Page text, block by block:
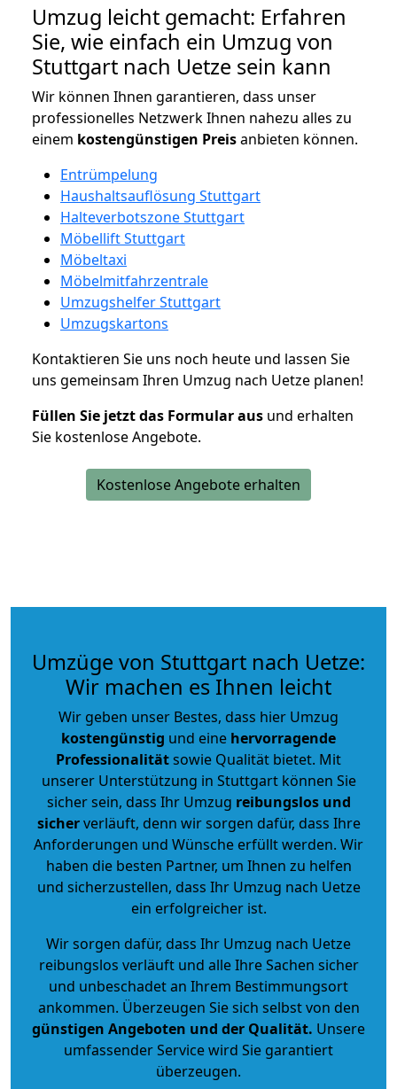
Umzug leicht gemacht: Erfahren
Sie, wie einfach ein Umzug von
Stuttgart nach Uetze sein kann
Wir können Ihnen garantieren, dass unser
professionelles Netzwerk Ihnen nahezu alles zu
einem kostengünstigen Preisanbieten können.
Entrümpelung
Haushaltsauflösung Stuttgart
Halteverbotszone Stuttgart
Möbellift Stuttgart
Möbeltaxi
Möbelmitfahrzentrale
Umzugshelfer Stuttgart
Umzugskartons
Kontaktieren Sie uns noch heute und lassen Sie
uns gemeinsam Ihren Umzug nach Uetze planen!
Füllen Sie jetzt das Formular aus und erhalten
Sie kostenlose Angebote.
Kostenlose Angebote erhalten
Umzüge von Stuttgart nach Uetze:
Wir machen es Ihnen leicht
Wir geben unser Bestes, dass hier Umzug
kostengünstig und eine hervorragende
Professionalitätsowie Qualität bietet. Mit
unserer Unterstützung in Stuttgart können Sie
sicher sein, dass Ihr Umzug reibungslos und
sicherverläuft, denn wir sorgen dafür, dass Ihre
Anforderungen und Wünsche erfüllt werden. Wir
haben die besten Partner, um Ihnen zu helfen
und sicherzustellen, dass Ihr Umzug nach Uetze
ein erfolgreicher ist.
Wir sorgen dafür, dass Ihr Umzug nach Uetze
reibungslos verläuft und alle Ihre Sachen sicher
und unbeschadet an Ihrem Bestimmungsort
ankommen. Überzeugen Sie sich selbst von den
günstigen Angeboten und der Qualität. Unsere
umfassender Service wird Sie garantiert
überzeugen.